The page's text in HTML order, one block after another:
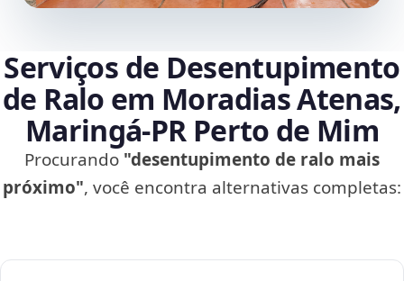
Serviços de Desentupimento
de Ralo em Moradias Atenas,
Maringá‑PR Perto de Mim
Procurando "desentupimento de ralo mais
próximo", você encontra alternativas completas: